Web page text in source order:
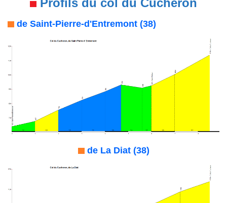
de Saint-Pierre-d'Entremont (38)
de La Diat (38)